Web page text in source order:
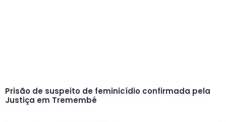
Prisão de suspeito de feminicídio confirmada pela
Justiça em Tremembé